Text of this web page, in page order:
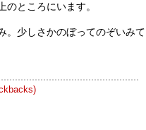
ところにいます。
。少しさかのぼってのぞいみて